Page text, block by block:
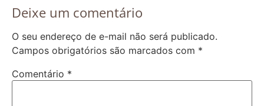
Deixe um comentário
O seu endereço de e-mail não será publicado.
Campos obrigatórios são marcados com *
Comentário *